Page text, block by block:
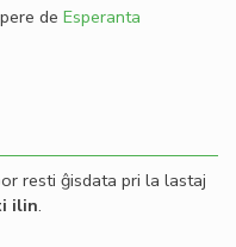
de Esperanta
resti ĝisdata pri la lastaj
ilin.